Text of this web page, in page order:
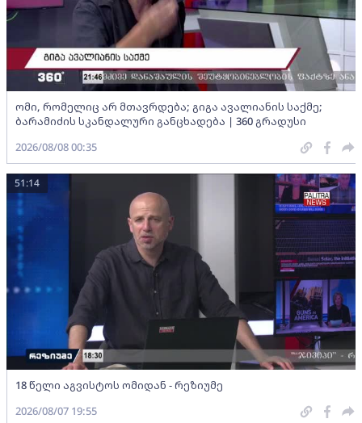
ომი, რომელიც არ მთავრდება; გიგა ავალიანის საქმე;
ბარამიძის სკანდალური განცხადება | 360 გრადუსი
2026/08/08 00:35
18 წელი აგვისტოს ომიდან - რეზიუმე
51:14
2026/08/07 19:55